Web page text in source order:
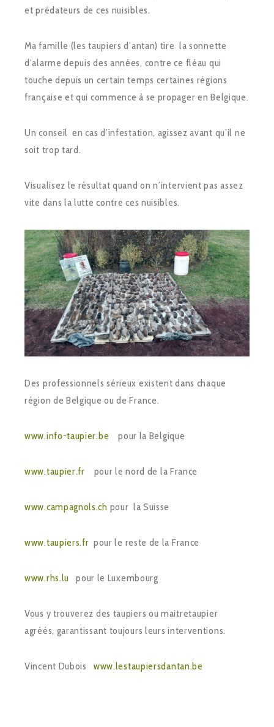
et prédateurs de ces nuisibles.
Ma famille (les taupiers d’antan) tire la sonnette
d’alarme depuis des années, contre ce fléau qui
touche depuis un certain temps certaines régions
française et qui commence à se propager en Belgique.
Un conseil en cas d’infestation, agissez avant qu’il ne
soit trop tard.
Visualisez le résultat quand on n’intervient pas assez
vite dans la lutte contre ces nuisibles.
Des professionnels sérieux existent dans chaque
région de Belgique ou de France.
www.info-taupier.be pour la Belgique
www.taupier.fr pour le nord de la France
www.campagnols.ch pour la Suisse
www.taupiers.fr pour le reste de la France
www.rhs.lu pour le Luxembourg
Vous y trouverez des taupiers ou maitretaupier
agréés, garantissant toujours leurs interventions.
Vincent Dubois www.lestaupiersdantan.be